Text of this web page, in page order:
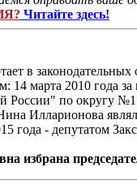
Читайте здесь!
в
марта 2010 года за
России" по округу
Илларионова
года - депутатом
избрана